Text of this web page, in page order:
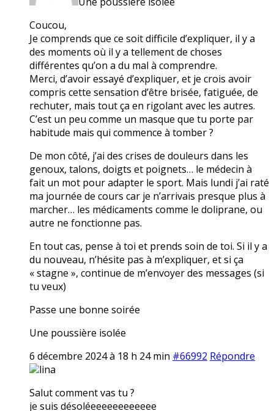
Coucou,
Je comprends que ce soit difficile d’expliquer, il y a
des moments où il y a tellement de choses
différentes qu’on a du mal à comprendre.
Merci, d’avoir essayé d’expliquer, et je crois avoir
compris cette sensation d’être brisée, fatiguée, de
rechuter, mais tout ça en rigolant avec les autres.
C’est un peu comme un masque que tu porte par
habitude mais qui commence à tomber ?
De mon côté, j’ai des crises de douleurs dans les
genoux, talons, doigts et poignets… le médecin à
fait un mot pour adapter le sport. Mais lundi j’ai raté
ma journée de cours car je n’arrivais presque plus à
marcher… les médicaments comme le doliprane, ou
autre ne fonctionne pas.
En tout cas, pense à toi et prends soin de toi. Si il y a
du nouveau, n’hésite pas à m’expliquer, et si ça
« stagne », continue de m’envoyer des messages (si
tu veux)
Passe une bonne soirée
Une poussière isolée
6 décembre 2024 à 18 h 24 min #66992 Répondre
lina
Salut comment vas tu ?
je suis désoléeeeeeeeeeeee